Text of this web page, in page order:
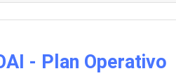
- Plan Operativo